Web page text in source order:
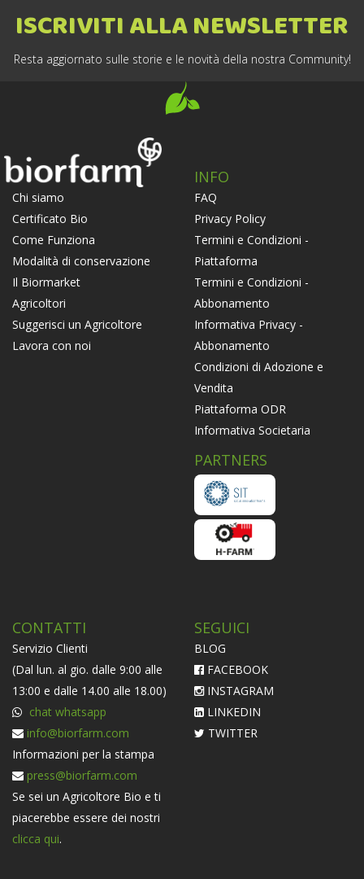
ISCRIVITI ALLA NEWSLETTER
Resta aggiornato sulle storie e le novità della nostra Community!
Chi siamo
Certificato Bio
Come Funziona
Modalità di conservazione
Il Biormarket
Agricoltori
Suggerisci un Agricoltore
Lavora con noi
INFO
FAQ
Privacy Policy
Termini e Condizioni -
Piattaforma
Termini e Condizioni -
Abbonamento
Informativa Privacy -
Abbonamento
Condizioni di Adozione e
Vendita
Piattaforma ODR
Informativa Societaria
PARTNERS
CONTATTI
Servizio Clienti
(Dal lun. al gio. dalle 9:00 alle
13:00 e dalle 14.00 alle 18.00)
chat whatsapp
info@biorfarm.com
Informazioni per la stampa
press@biorfarm.com
Se sei un Agricoltore Bio e ti
piacerebbe essere dei nostri
clicca qui.
SEGUICI
BLOG
FACEBOOK
INSTAGRAM
LINKEDIN
TWITTER